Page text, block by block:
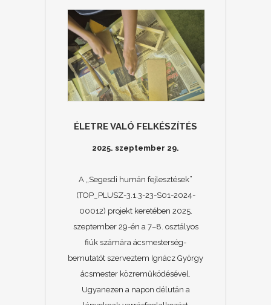
ÉLETRE VALÓ FELKÉSZÍTÉS
2025. szeptember 29.
A „Segesdi humán fejlesztések”
(TOP_PLUSZ-3.1.3-23-S01-2024-
00012) projekt keretében 2025.
szeptember 29-én a 7–8. osztályos
fiúk számára ácsmesterség-
bemutatót szerveztem Ignácz György
ácsmester közreműködésével.
Ugyanezen a napon délután a